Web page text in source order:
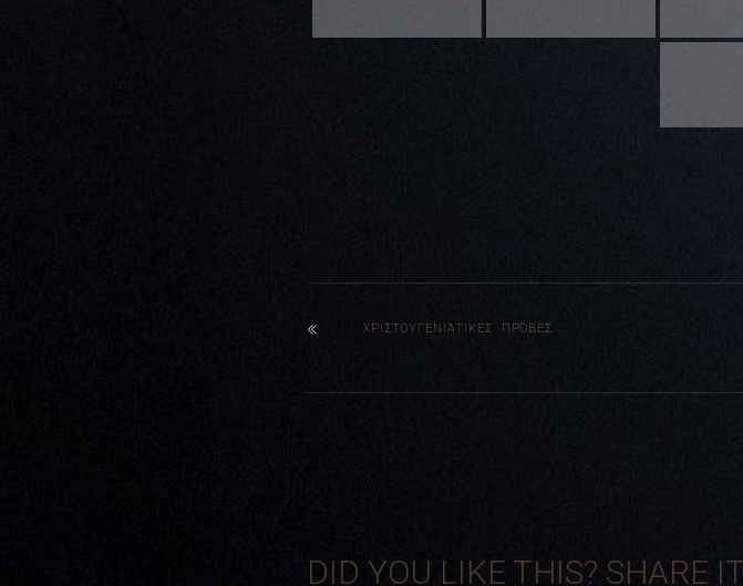
ΧΡΙΣΤΟΥΓΕΝΙΆΤΙΚΕΣ ΠΡΌΒΕΣ
DID YOU LIKE THIS? SHARE